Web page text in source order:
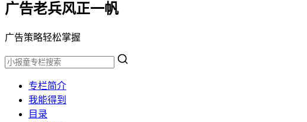
广告老兵风正一帆
广告策略轻松掌握
专栏简介
我能得到
目录